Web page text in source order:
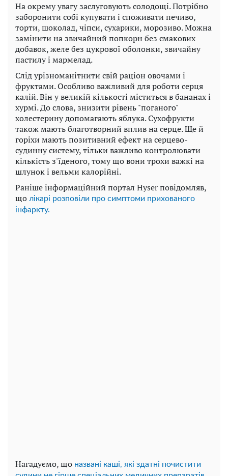
На окрему увагу заслуговують солодощі. Потрібно
заборонити собі купувати і споживати печиво,
торти, шоколад, чіпси, сухарики, морозиво. Можна
замінити на звичайний попкорн без смакових
добавок, желе без цукрової оболонки, звичайну
пастилу і мармелад.
Слід урізноманітнити свій раціон овочами і
фруктами. Особливо важливий для роботи серця
калій. Він у великій кількості міститься в бананах і
хурмі. До слова, знизити рівень "поганого"
холестерину допомагають яблука. Сухофрукти
також мають благотворний вплив на серце. Ще й
горіхи мають позитивний ефект на серцево-
судинну систему, тільки важливо контролювати
кількість з'їденого, тому що вони трохи важкі на
шлунок і вельми калорійні.
Раніше інформаційний портал Hyser повідомляв,
що лікарі розповіли про симптоми прихованого
інфаркту.
Нагадуємо, що названі каші, які здатні почистити